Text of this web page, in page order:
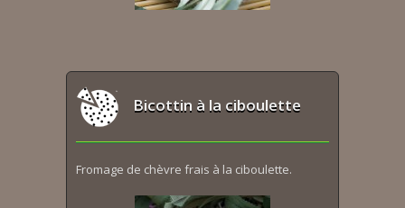
Bicottin à la ciboulette
Fromage de chèvre frais à la ciboulette.